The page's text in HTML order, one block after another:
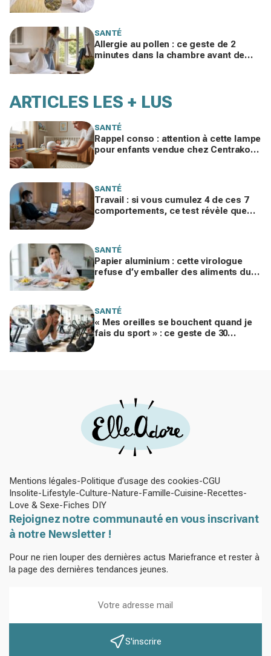
SANTÉ
Allergie au pollen : ce geste de 2
minutes dans la chambre avant de
ARTICLES LES + LUS
SANTÉ
Rappel conso : attention à cette lampe
pour enfants vendue chez Centrakor,
SANTÉ
Travail : si vous cumulez 4 de ces 7
comportements, ce test révèle que
SANTÉ
Papier aluminium : cette virologue
refuse d’y emballer des aliments du
SANTÉ
« Mes oreilles se bouchent quand je
fais du sport » : ce geste de 30
Mentions légales Politique d’usage des cookies CGU
Insolite Lifestyle Culture Nature Famille Cuisine Recettes
Love & Sexe Fiches DIY
Rejoignez notre communauté en vous inscrivant
à notre Newsletter !
Pour ne rien louper des dernières actus Mariefrance et rester à
la page des dernières tendances jeunes.
S'inscrire